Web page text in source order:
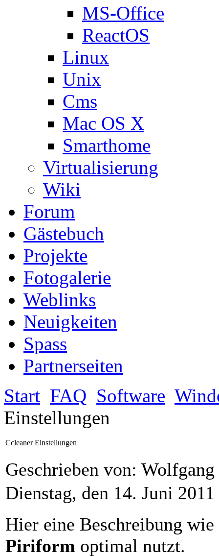
MS-Office
ReactOS
Linux
Unix
Cms
Mac OS X
Smarthome
Virtualisierung
Wiki
Forum
Gästebuch
Projekte
Fotogalerie
Weblinks
Neuigkeiten
Spass
Partnerseiten
Start FAQ Software
Einstellungen
Ccleaner Einstellungen
Geschrieben von: Wolfgang
Dienstag, den 14. Juni
Hier eine Beschreibung wie
Piriform optimal nutzt.